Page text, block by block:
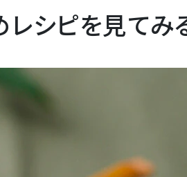
レシピを見てみ